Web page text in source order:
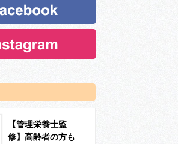
【管理栄養士監
修】高齢者の方も